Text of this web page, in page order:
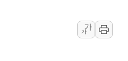
빈살만과 에르도안의 만남
이어 "이란 최고지도자 위독…곧 사망해도
가
가